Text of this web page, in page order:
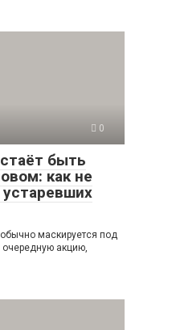
0
быть
как не
маскируется под
очередную акцию,